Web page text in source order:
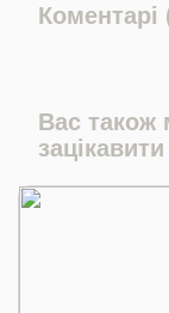
Коментарі
Вас також
зацікавити